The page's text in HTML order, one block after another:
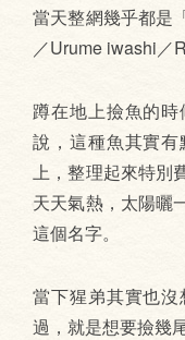
當天整網幾乎都是
／Urume iwashi／
蹲在地上撿魚的
說，這種魚其實
上，整理起來特
天天氣熱，太陽曬
這個名字。
當下猩弟其實也
過，就是想要撿幾